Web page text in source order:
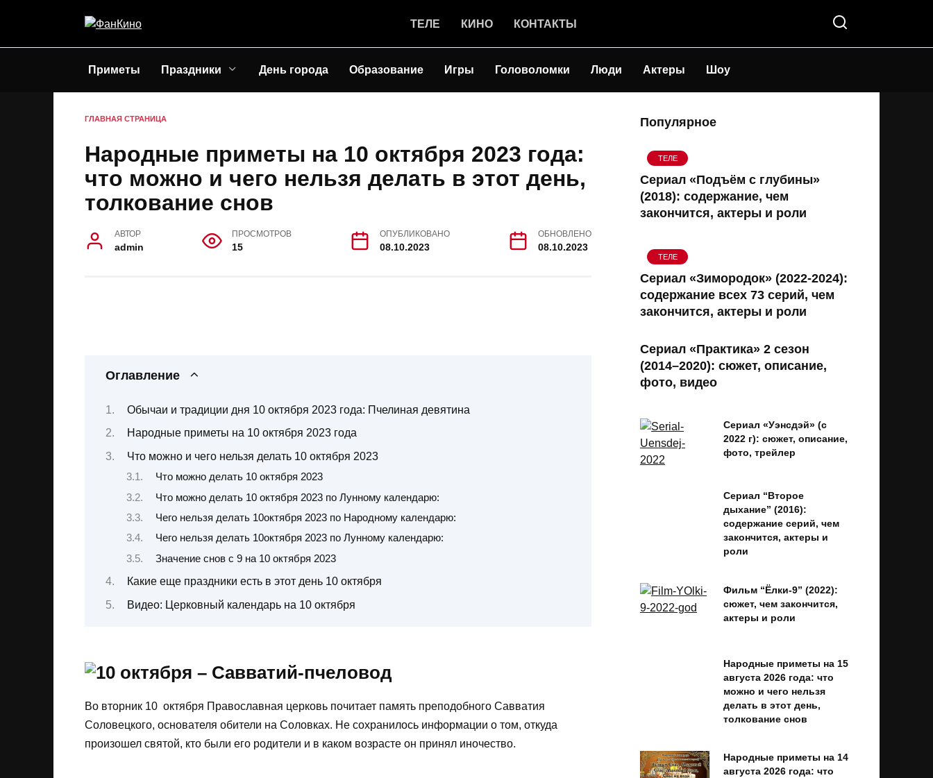
ТЕЛЕ КИНО КОНТАКТЫ
Приметы Праздники День города Образование Игры Головоломки Люди Актеры Шоу
ГЛАВНАЯ СТРАНИЦА
Народные приметы на 10 октября 2023 года:
что можно и чего нельзя делать в этот день,
толкование снов
АВТОР
admin
ПРОСМОТРОВ
15
ОПУБЛИКОВАНО
08.10.2023
ОБНОВЛЕНО
08.10.2023
Оглавление
Обычаи и традиции дня 10 октября 2023 года: Пчелиная девятина
Народные приметы на 10 октября 2023 года
Что можно и чего нельзя делать 10 октября 2023
Что можно делать 10 октября 2023
Что можно делать 10 октября 2023 по Лунному календарю:
Чего нельзя делать 10октября 2023 по Народному календарю:
Чего нельзя делать 10октября 2023 по Лунному календарю:
Значение снов с 9 на 10 октября 2023
Какие еще праздники есть в этот день 10 октября
Видео: Церковный календарь на 10 октября
Во вторник 10 октября Православная церковь почитает память преподобного Савватия
Соловецкого, основателя обители на Соловках. Не сохранилось информации о том, откуда
произошел святой, кто были его родители и в каком возрасте он принял иночество.
Популярное
ТЕЛЕ
Сериал «Подъём с глубины»
(2018): содержание, чем
закончится, актеры и роли
ТЕЛЕ
Сериал «Зимородок» (2022-2024):
содержание всех 73 серий, чем
закончится, актеры и роли
Сериал «Практика» 2 сезон
(2014–2020): сюжет, описание,
фото, видео
Сериал «Уэнсдэй» (с
2022 г): сюжет, описание,
фото, трейлер
Сериал “Второе
дыхание” (2016):
содержание серий, чем
закончится, актеры и
роли
Фильм “Ёлки-9” (2022):
сюжет, чем закончится,
актеры и роли
Народные приметы на 15
августа 2026 года: что
можно и чего нельзя
делать в этот день,
толкование снов
Народные приметы на 14
августа 2026 года: что